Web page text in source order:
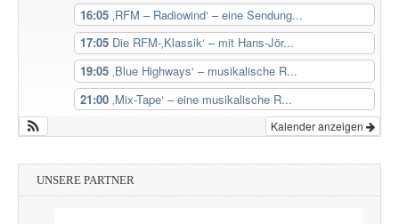
16:05 ‚RFM – Radiowind‘ – eine Sendung...
17:05 Die RFM-‚Klassik‘ – mit Hans-Jör...
19:05 ‚Blue Highways‘ – musikalische R...
21:00 ‚Mix-Tape‘ – eine musikalische R...
Kalender anzeigen
UNSERE PARTNER